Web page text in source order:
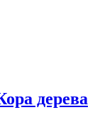
дерева